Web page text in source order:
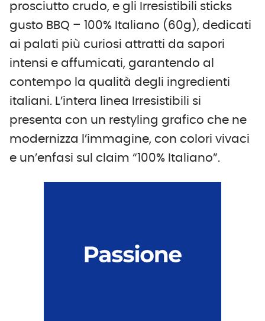
prosciutto crudo, e gli Irresistibili sticks
gusto BBQ – 100% Italiano (60g), dedicati
ai palati più curiosi attratti da sapori
intensi e affumicati, garantendo al
contempo la qualità degli ingredienti
italiani. L’intera linea Irresistibili si
presenta con un restyling grafico che ne
modernizza l’immagine, con colori vivaci
e un’enfasi sul claim “100% Italiano”.